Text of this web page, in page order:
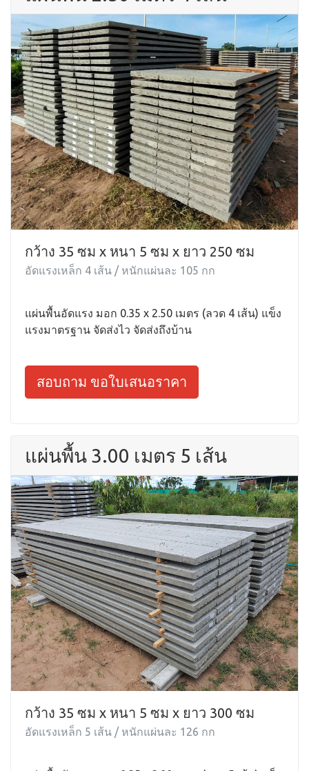
กว้าง 35 ซม x หนา 5 ซม x ยาว 250 ซม
อัดแรงเหล็ก 4 เส้น / หนักแผ่นละ 105 กก
แผ่นพื้นอัดแรง มอก 0.35 x 2.50 เมตร (ลวด 4 เส้น) แข็ง
แรงมาตรฐาน จัดส่งไว จัดส่งถึงบ้าน
สอบถาม ขอใบเสนอราคา
แผ่นพื้น 3.00 เมตร 5 เส้น
กว้าง 35 ซม x หนา 5 ซม x ยาว 300 ซม
อัดแรงเหล็ก 5 เส้น / หนักแผ่นละ 126 กก